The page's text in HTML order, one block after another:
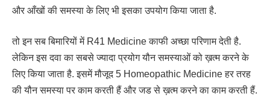
और आँखों की समस्या के लिए भी इसका उपयोग किया जाता है.
तो इन सब बिमारियों में R41 Medicine काफी अच्छा परिणाम देती है.
लेकिन इस दवा का सबसे ज्यादा प्रयोग यौन समस्याओं को ख़त्म करने के
लिए किया जाता है. इसमें मौजूद 5 Homeopathic Medicine हर तरह
की यौन समस्या पर काम करती हैं और जड से ख़त्म करने का काम करती हैं.